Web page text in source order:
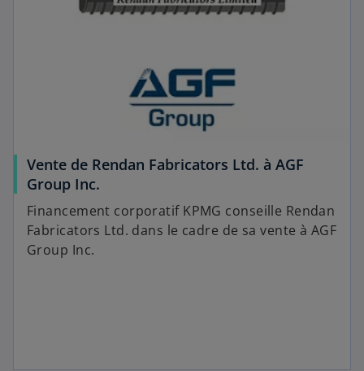
Vente de Rendan Fabricators Ltd. à AGF
Group Inc.
Financement corporatif KPMG conseille Rendan
Fabricators Ltd. dans le cadre de sa vente à AGF
Group Inc.